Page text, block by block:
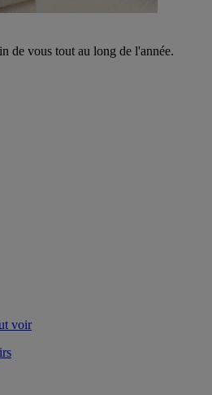
de vous tout au long de l'année.
voir